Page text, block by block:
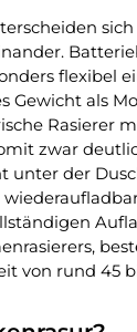
flexibel
Gewicht als
Rasierer
zwar
unter der
von rund 45